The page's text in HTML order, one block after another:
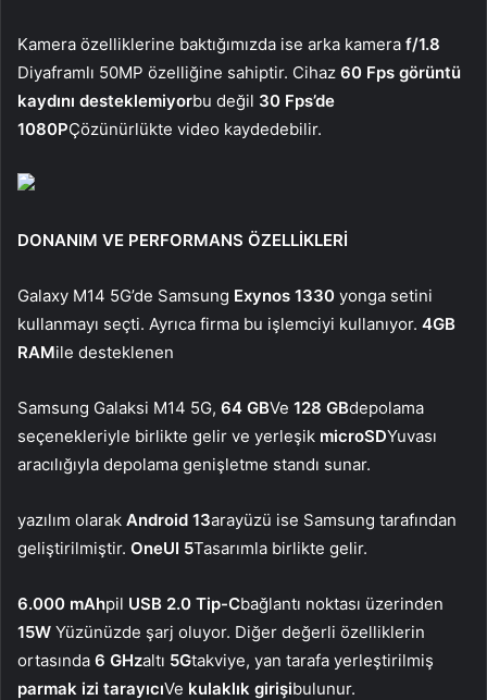
Kamera özelliklerine baktığımızda ise arka kamera f/1.8
Diyaframlı 50MP özelliğine sahiptir. Cihaz 60 Fps görüntü
kaydını desteklemiyorbu değil 30 Fps’de
1080PÇözünürlükte video kaydedebilir.
DONANIM VE PERFORMANS ÖZELLİKLERİ
Galaxy M14 5G’de Samsung Exynos 1330 yonga setini
kullanmayı seçti. Ayrıca firma bu işlemciyi kullanıyor. 4GB
RAMile desteklenen
Samsung Galaksi M14 5G, 64 GBVe 128 GBdepolama
seçenekleriyle birlikte gelir ve yerleşik microSDYuvası
aracılığıyla depolama genişletme standı sunar.
yazılım olarak Android 13arayüzü ise Samsung tarafından
geliştirilmiştir. OneUI 5Tasarımla birlikte gelir.
6.000 mAhpil USB 2.0 Tip-Cbağlantı noktası üzerinden
15W Yüzünüzde şarj oluyor. Diğer değerli özelliklerin
ortasında 6 GHzaltı 5Gtakviye, yan tarafa yerleştirilmiş
parmak izi tarayıcıVe kulaklık girişibulunur.